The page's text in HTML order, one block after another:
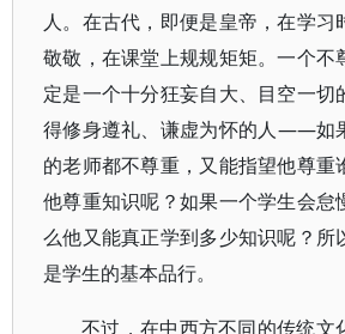
人。在古代，即便是皇帝，在学习
敬敬，在课堂上规规矩矩。一个不
定是一个十分狂妄自大、目空一切
得修身遵礼、谦虚为怀的人——如
的老师都不尊重，又能指望他尊重
他尊重知识呢？如果一个学生会怠
么他又能真正学到多少知识呢？所
是学生的基本品行。
不过，在中西方不同的传统文